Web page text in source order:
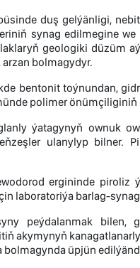
duş gelýänligi,
synag edilmegine
geologiki düzüm
bolmagydyr.
bentonit toýnundan,
polimer
ýatagynyň ownuk
ulanylyp
ergininde
laboratoriýa barlag-
peýdalanmak
akymynyň
üpjün